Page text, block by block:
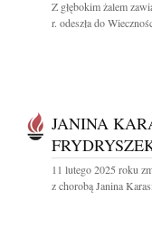
Z głębokim żalem
r. odeszła do
JANINA
11 lutego 2025 roku
z chorobą Janina